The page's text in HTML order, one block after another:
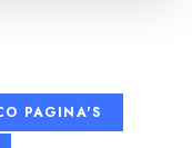
PAGINA'S